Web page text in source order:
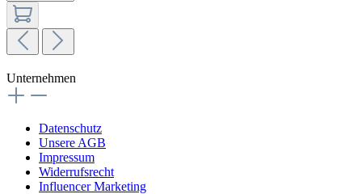
Unternehmen
Datenschutz
Unsere AGB
Impressum
Widerrufsrecht
Influencer Marketing